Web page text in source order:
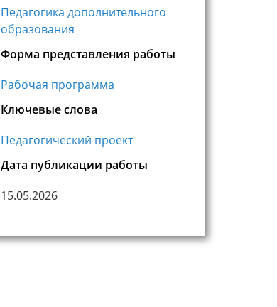
Педагогика дополнительного
образования
Форма представления работы
Рабочая программа
Ключевые слова
Педагогический проект
Дата публикации работы
15.05.2026